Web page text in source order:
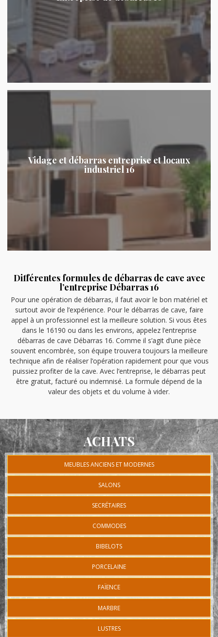
Vidage et débarras entreprise et locaux
industriel 16
Différentes formules de débarras de cave avec
l’entreprise Débarras 16
Pour une opération de débarras, il faut avoir le bon matériel et
surtout avoir de l’expérience. Pour le débarras de cave, faire
appel à un professionnel est la meilleure solution. Si vous êtes
dans le 16190 ou dans les environs, appelez l’entreprise
débarras de cave Débarras 16. Comme il s’agit d’une pièce
souvent encombrée, son équipe trouvera toujours la meilleure
technique afin de réaliser l’opération rapidement pour que vous
puissiez profiter de la cave. Avec l’entreprise, le débarras peut
être gratuit, facturé ou indemnisé. La formule dépend de la
valeur des objets et du volume à vider.
ACHATS
MEUBLES ANCIENS ET MODERNES
SALONS
SECRÉTAIRES
COMMODES
BIBELOTS
PORCELAINE
FAÏENCE
MARBRE
LUSTRES